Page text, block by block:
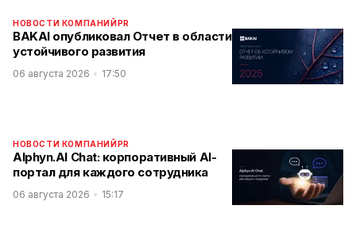
НОВОСТИ КОМПАНИЙPR
BAKAI опубликовал Отчет в области
устойчивого развития
06 августа 2026 17:50
НОВОСТИ КОМПАНИЙPR
Alphyn.AI Chat: корпоративный AI-
портал для каждого сотрудника
06 августа 2026 15:17